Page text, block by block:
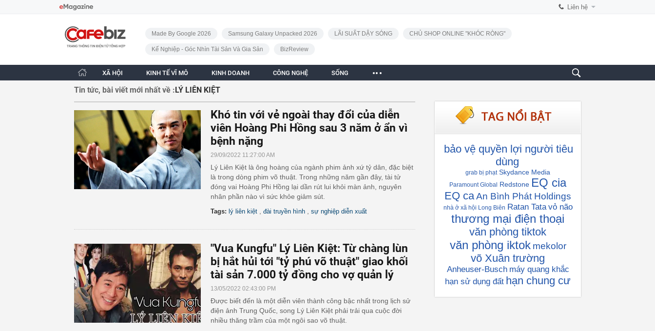
Liên hệ
CafeBiz - Trang chủ
Made By Google 2026
Samsung Galaxy Unpacked 2026 LÃI SUẤT DẬY SÓNG CHỦ SHOP ONLINE "KHÓC RÒNG"
Kế Nghiệp - Góc Nhìn Tài Sản Và Gia Sản BizReview
XÃ HỘI KINH TẾ VĨ MÔ KINH DOANH CÔNG NGHỆ SỐNG
Tin tức, bài viết mới nhất về :LÝ LIÊN KIỆT
Khó tin với vẻ ngoài thay đổi của diễn
viên Hoàng Phi Hồng sau 3 năm ở ẩn vì
bệnh nặng
29/09/2022 11:27:00 AM
Lý Liên Kiệt là ông hoàng của ngành phim ảnh xứ tỷ dân, đặc biệt
là trong dòng phim võ thuật. Trong những năm gần đây, tài tử
đóng vai Hoàng Phi Hồng lại dần rút lui khỏi màn ảnh, nguyên
nhân phần nào vì sức khỏe giảm sút.
Tags: lý liên kiệt đài truyền hình sự nghiệp diễn xuất
"Vua Kungfu" Lý Liên Kiệt: Từ chàng lùn
bị hắt hủi tới "tỷ phú võ thuật" giao khối
tài sản 7.000 tỷ đồng cho vợ quản lý
13/05/2022 02:43:00 PM
Được biết đến là một diễn viên thành công bậc nhất trong lịch sử
điện ảnh Trung Quốc, song Lý Liên Kiệt phải trải qua cuộc đời
nhiều thăng trầm của một ngôi sao võ thuật.
bảo vệ quyền lợi người tiêu
dùng
grab bị phạt Skydance Media
Paramount Global Redstone EQ cia
EQ caAn Bình Phát Holdings
nhà ở xã hội Long Biên Ratan Tata vỏ não
thương mại điện thoại
văn phòng tiktok
văn phòng iktok mekolor
võ Xuân trường
Anheuser-Busch máy quang khắc
hạn sử dụng đất hạn chung cư